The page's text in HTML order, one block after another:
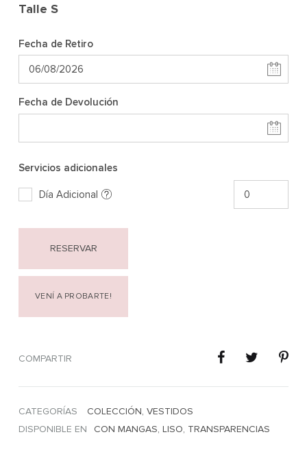
Talle S
Fecha de Retiro
Fecha de Devolución
Servicios adicionales
Día Adicional
RESERVAR
VENÍ A PROBARTE!
COMPARTIR
CATEGORÍAS COLECCIÓN, VESTIDOS
DISPONIBLE EN
CON MANGAS, LISO, TRANSPARENCIAS